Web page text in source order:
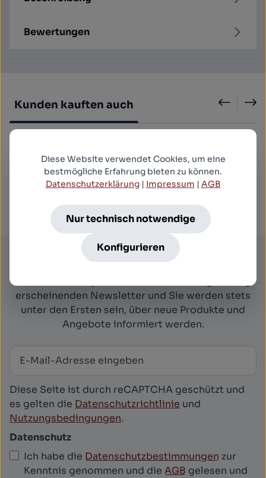
Bewertungen
Kunden kauften auch
Mediabook Edition (DVD+blu-ray) (B)
39,99 €*
Newsletter
erscheinenden Newsletter und Sie werden stets
unter den Ersten sein, über neue Produkte und
Angebote informiert werden.
Newsletter abonnieren
Diese Seite ist durch reCAPTCHA geschützt und
es gelten die Datenschutzrichtlinie und
Nutzungsbedingungen.
Datenschutz
Ich habe die Datenschutzbestimmungen zur
Kenntnis genommen und die AGB gelesen und
Diese Website verwendet Cookies, um eine
bestmögliche Erfahrung bieten zu können.
Datenschutzerklärung| Impressum | AGB
Nur technisch notwendige
Konfigurieren